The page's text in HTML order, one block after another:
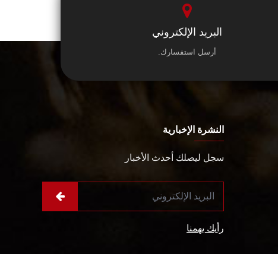
البريد الإلكتروني
أرسل استفسارك.
النشرة الإخبارية
سجل ليصلك أحدث الأخبار
رأيك يهمنا